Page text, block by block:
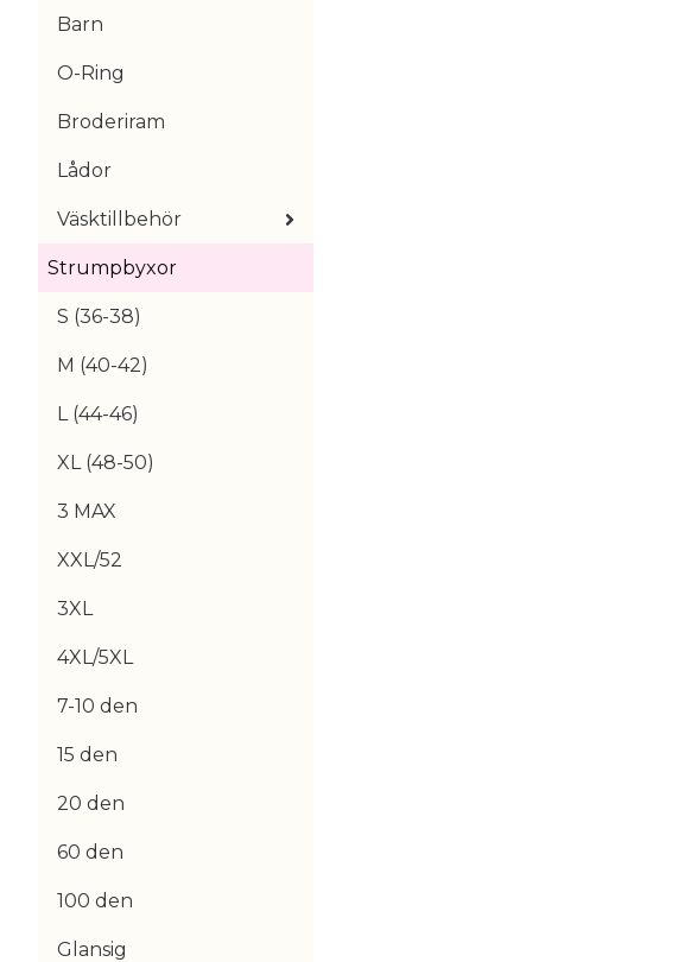
Barn
O-Ring
Broderiram
Lådor
Väsktillbehör
Strumpbyxor
S (36-38)
M (40-42)
L (44-46)
XL (48-50)
3 MAX
XXL/52
3XL
4XL/5XL
7-10 den
15 den
20 den
60 den
100 den
Glansig